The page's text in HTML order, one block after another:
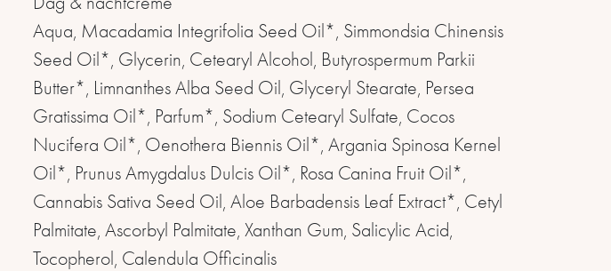
Aqua, Macadamia Integrifolia Seed Oil*, Simmondsia Chinensis
Seed Oil*, Glycerin, Cetearyl Alcohol, Butyrospermum Parkii
Butter*, Limnanthes Alba Seed Oil, Glyceryl Stearate, Persea
Gratissima Oil*, Parfum*, Sodium Cetearyl Sulfate, Cocos
Nucifera Oil*, Oenothera Biennis Oil*, Argania Spinosa Kernel
Oil*, Prunus Amygdalus Dulcis Oil*, Rosa Canina Fruit Oil*,
Cannabis Sativa Seed Oil, Aloe Barbadensis Leaf Extract*, Cetyl
Palmitate, Ascorbyl Palmitate, Xanthan Gum, Salicylic Acid,
Tocopherol, Calendula Officinalis